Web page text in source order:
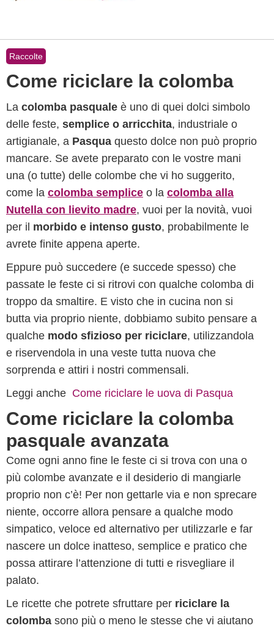
Raccolte
Come riciclare la colomba
La colomba pasquale è uno di quei dolci simbolo
delle feste, semplice o arricchita, industriale o
artigianale, a Pasqua questo dolce non può proprio
mancare. Se avete preparato con le vostre mani
una (o tutte) delle colombe che vi ho suggerito,
come la colomba semplice o la colomba alla
Nutella con lievito madre, vuoi per la novità, vuoi
per il morbido e intenso gusto, probabilmente le
avrete finite appena aperte.
Eppure può succedere (e succede spesso) che
passate le feste ci si ritrovi con qualche colomba di
troppo da smaltire. E visto che in cucina non si
butta via proprio niente, dobbiamo subito pensare a
qualche modo sfizioso per riciclare, utilizzandola
e riservendola in una veste tutta nuova che
sorprenda e attiri i nostri commensali.
Leggi anche Come riciclare le uova di Pasqua
Come riciclare la colomba
pasquale avanzata
Come ogni anno fine le feste ci si trova con una o
più colombe avanzate e il desiderio di mangiarle
proprio non c’è! Per non gettarle via e non sprecare
niente, occorre allora pensare a qualche modo
simpatico, veloce ed alternativo per utilizzarle e far
nascere un dolce inatteso, semplice e pratico che
possa attirare l’attenzione di tutti e risvegliare il
palato.
Le ricette che potrete sfruttare per riciclare la
colomba sono più o meno le stesse che vi aiutano